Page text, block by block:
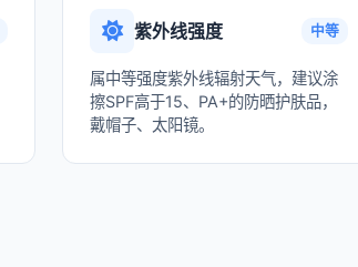
紫外线强度 中等
属中等强度紫外线辐射天气，建议涂
擦SPF高于15、PA+的防晒护肤品，
戴帽子、太阳镜。